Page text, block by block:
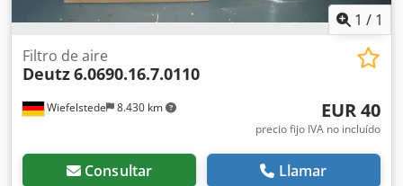
1 / 1
Wiefelstede 8.430 km
Filtro de aire
Deutz6.0690.16.7.0110
EUR 40
precio fijo IVA no incluído
Consultar Llamar